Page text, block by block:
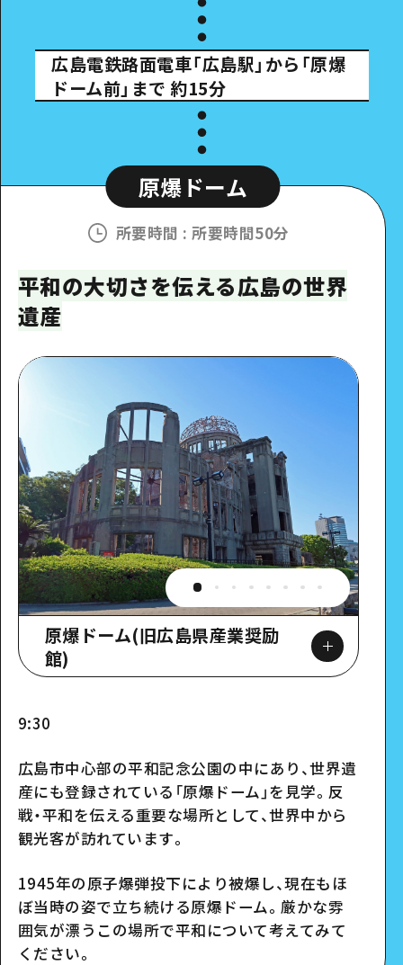
広島電鉄路面電車「広島駅」から「原爆
ドーム前」まで 約15分
原爆ドーム
所要時間 :所要時間50分
平和の大切さを伝える広島の世界
遺産
原爆ドーム(旧広島県産業奨励
館)
スポット詳細
9:30
広島市中心部の平和記念公園の中にあり、世界遺
産にも登録されている「原爆ドーム」を見学。反
戦・平和を伝える重要な場所として、世界中から
観光客が訪れています。
1945年の原子爆弾投下により被爆し、現在もほ
ぼ当時の姿で立ち続ける原爆ドーム。厳かな雰
囲気が漂うこの場所で平和について考えてみて
ください。